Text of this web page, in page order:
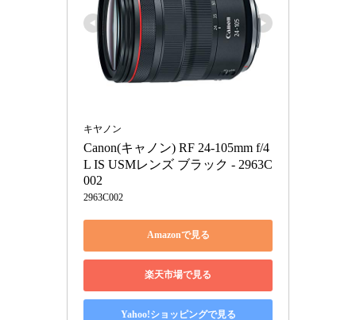
キヤノン
Canon(キャノン) RF 24-105mm f/4
L IS USMレンズ ブラック - 2963C
002
2963C002
Amazonで見る
楽天市場で見る
Yahoo!ショッピングで見る